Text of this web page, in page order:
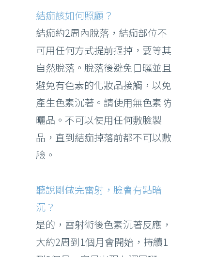
結痂該如何照顧？
結痂約2周內脫落，結痂部位不
可用任何方式提前摳掉，要等其
自然脫落。脫落後避免日曬並且
避免有色素的化妝品接觸，以免
產生色素沉著。請使用無色素防
曬品。不可以使用任何敷臉製
品，直到結痂掉落前都不可以敷
臉。
聽說剛做完雷射，臉會有點暗
沉？
是的，雷射術後色素沉著反應，
大約2周到1個月會開始，持續1